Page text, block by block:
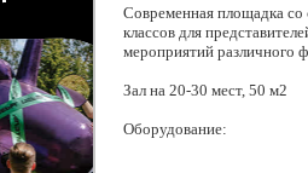
Современная площадка со
классов для
мероприятий различного
Зал на 20-30 мест, 50 м2
Оборудование: